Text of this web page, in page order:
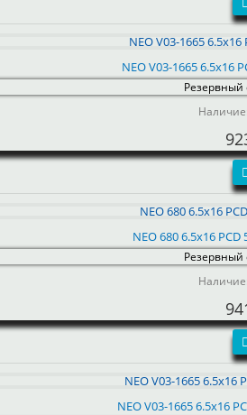
NEO V03-1665 6.5x16
Резервный
Наличие:
NEO 680 6.5x16 PCD
Резервный
Наличие:
NEO V03-1665 6.5x16